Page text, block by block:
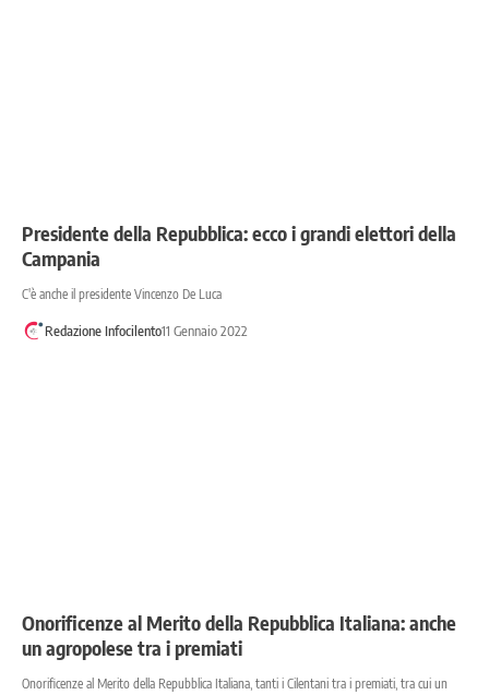
Presidente della Repubblica: ecco i grandi elettori della
Campania
C'è anche il presidente Vincenzo De Luca
Redazione Infocilento11 Gennaio 2022
Onorificenze al Merito della Repubblica Italiana: anche
un agropolese tra i premiati
Onorificenze al Merito della Repubblica Italiana, tanti i Cilentani tra i premiati, tra cui un